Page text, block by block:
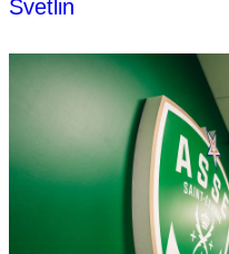
Svetlin